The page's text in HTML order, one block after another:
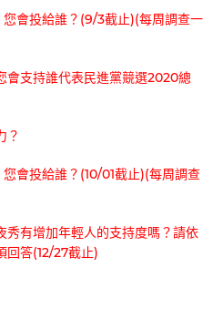
會投給誰？(9/3截止)(每周調查一
會支持誰代表民進黨競選2020總
？
會投給誰？(10/01截止)(每周調查
秀有增加年輕人的支持度嗎？請依
回答(12/27截止)